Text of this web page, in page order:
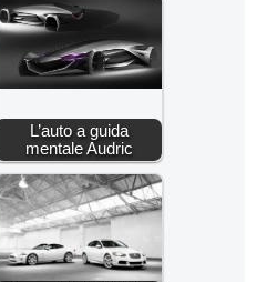
L’auto a guida
mentale Audric